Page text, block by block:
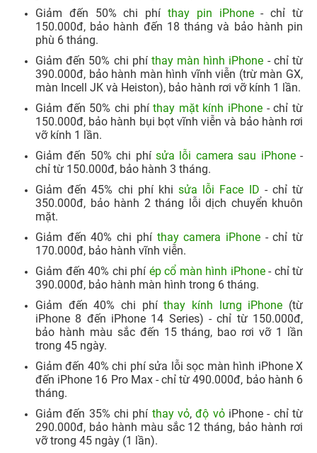
Giảm đến 50% chi phí thay pin iPhone- chỉ từ
150.000đ, bảo hành đến 18 tháng và bảo hành pin
phù 6 tháng.
Giảm đến 50% chi phíthay màn hình iPhone - chỉ từ
390.000đ, bảo hành màn hình vĩnh viễn (trừ màn GX,
màn Incell JK và Heiston), bảo hành rơi vỡ kính 1 lần.​
Giảm đến 50% chi phíthay mặt kính iPhone - chỉ từ
150.000đ, bảo hành bụi bọt vĩnh viễn và bảo hành rơi
vỡ kính 1 lần.
Giảm đến 50% chi phí sửa lỗi camera sau iPhone-
chỉ từ 150.000đ, bảo hành 3 tháng.​
Giảm đến 45% chi phí khi sửa lỗi Face ID - chỉ từ
350.000đ, bảo hành 2 tháng lỗi dịch chuyển khuôn
mặt.
Giảm đến 40% chi phí thay camera iPhone- chỉ từ
170.000đ, bảo hành vĩnh viễn.
Giảm đến 40% chi phí ép cổ màn hình iPhone- chỉ từ
390.000đ, bảo hành màn hình trong 6 tháng.
Giảm đến 40% chi phíthay kính lưng iPhone (từ
iPhone 8 đến iPhone 14 Series) - chỉ từ 150.000đ,
bảo hành màu sắc đến 15 tháng, bao rơi vỡ 1 lần
trong 45 ngày.
Giảm đến 40% chi phí sửa lỗi sọc màn hình iPhone X
đến iPhone 16 Pro Max - chỉ từ 490.000đ, bảo hành 6
tháng.
Giảm đến 35% chi phí thay vỏ,độ vỏiPhone - chỉ từ
290.000đ, bảo hành màu sắc 12 tháng, bảo hành rơi
vỡ trong 45 ngày (1 lần).